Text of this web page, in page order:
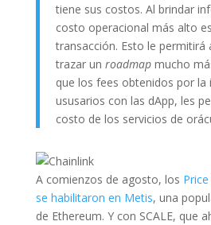
tiene sus costos. Al brindar
costo operacional más alto
transacción. Esto le permitirá
trazar un roadmapmucho
que los fees obtenidos por la
ususarios con las dApp, les
costo de los servicios de
A comienzos de agosto, los
se habilitaron en Metis, una
de Ethereum. Y con SCALE, que